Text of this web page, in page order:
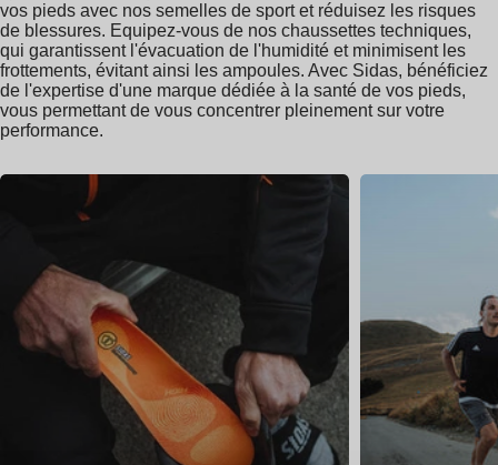
vos pieds avec nos semelles de sport et réduisez les risques
de blessures. Equipez-vous de nos chaussettes techniques,
qui garantissent l'évacuation de l'humidité et minimisent les
frottements, évitant ainsi les ampoules. Avec Sidas, bénéficiez
de l'expertise d'une marque dédiée à la santé de vos pieds,
vous permettant de vous concentrer pleinement sur votre
performance.